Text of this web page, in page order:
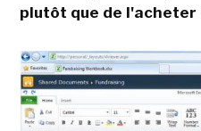
plutôt que de l'acheter